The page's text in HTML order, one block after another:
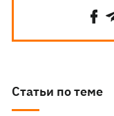
Статьи по теме